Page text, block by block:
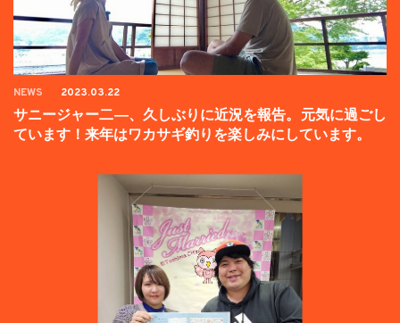
NEWS 2023.03.22
サニージャー二―、久しぶりに近況を報告。元気に過ごし
ています！来年はワカサギ釣りを楽しみにしています。